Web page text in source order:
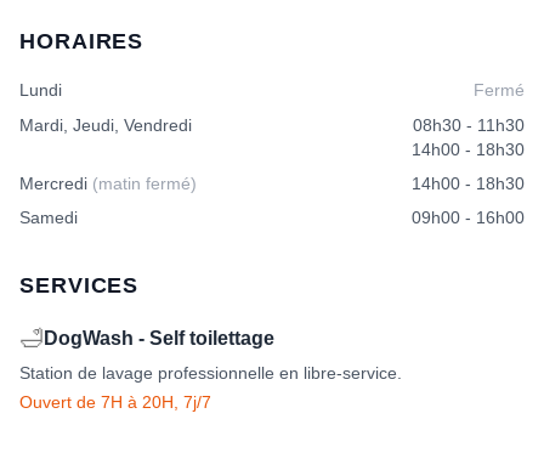
HORAIRES
Lundi
Fermé
Mardi, Jeudi, Vendredi
08h30 - 11h30
14h00 - 18h30
Mercredi (matin fermé)
14h00 - 18h30
Samedi
09h00 - 16h00
SERVICES
🛁 DogWash - Self toilettage
Station de lavage professionnelle en libre-service.
Ouvert de 7H à 20H, 7j/7